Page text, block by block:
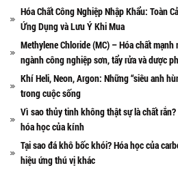
Hóa Chất Công Nghiệp Nhập Khẩu: Toàn
Ứng Dụng và Lưu Ý Khi Mua
Methylene Chloride (MC) – Hóa chất mạnh
ngành công nghiệp sơn, tẩy rửa và dược
Khí Heli, Neon, Argon: Những “siêu anh
trong cuộc sống
Vì sao thủy tinh không thật sự là chất rắn?
hóa học của kính
Tại sao đá khô bốc khói? Hóa học của
hiệu ứng thú vị khác